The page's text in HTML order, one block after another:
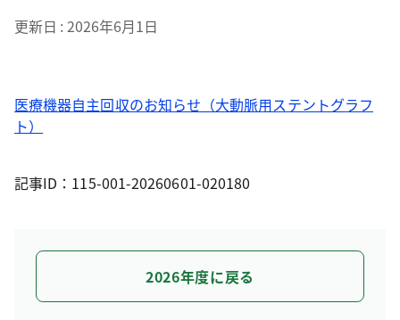
更新日 2026年6月1日
医療機器自主回収のお知らせ（大動脈用ステントグラフ
ト）
記事ID：115-001-20260601-020180
2026年度に戻る